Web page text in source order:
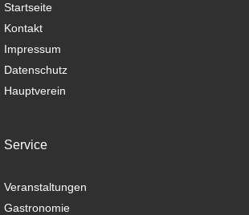
Startseite
Kontakt
Impressum
Datenschutz
Hauptverein
Service
Veranstaltungen
Gastronomie